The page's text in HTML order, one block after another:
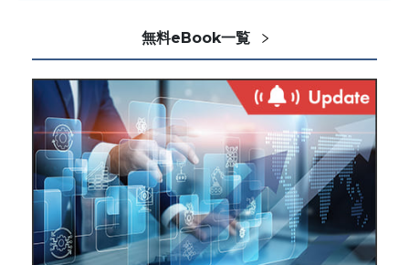
無料eBook一覧